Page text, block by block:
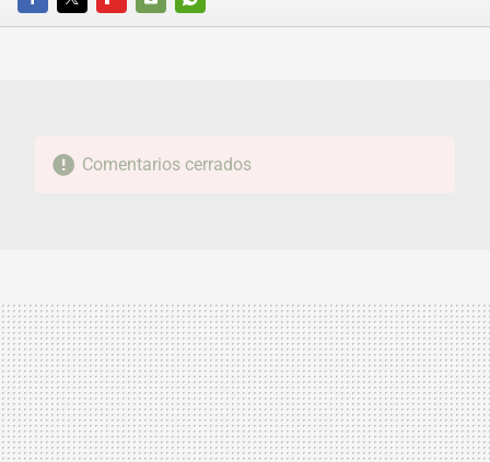
FACEBOOKTWITTERFLIPBOARD
E-
WHATSAPP
Comentarios cerrados